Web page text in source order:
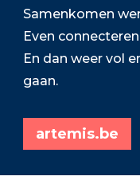
Samenkomen
Even
En dan weer vol
gaan.
artemis.be